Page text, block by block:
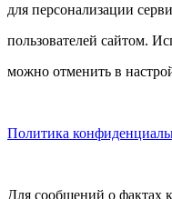
для персонализации
пользователей сайтом.
можно отменить в
Политика
Для сообщений о фактах